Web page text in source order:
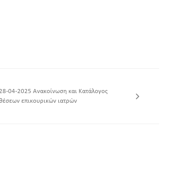
04-2025 Ανακοίνωση και Κατάλογος
επικουρικών ιατρών